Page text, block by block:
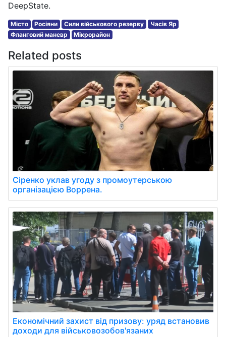
DeepState.
Місто Росіяни Сили військового резерву
Часів Яр
Фланговий маневр
Мікрорайон
Related posts
Сіренко уклав угоду з промоутерською
організацією Воррена.
Економічний захист від призову: уряд встановив
доходи для військовозобов'язаних